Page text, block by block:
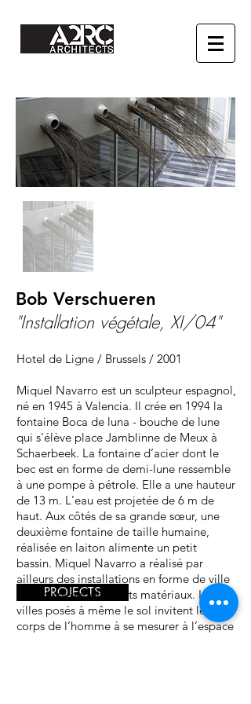
Bob Verschueren
"Installation végétale, XI/04"
PROJECTS
Hotel de Ligne / Brussels / 2001
Miquel Navarro est un sculpteur espagnol,
né en 1945 à Valencia. Il crée en 1994 la
fontaine Boca de luna - bouche de lune
qui s'élève place Jamblinne de Meux à
Schaerbeek. La fontaine d’acier dont le
bec est en forme de demi-lune ressemble
à une pompe à pétrole. Elle a une hauteur
de 13 m. L'eau est projetée de 6 m de
haut. Aux côtés de sa grande sœur, une
deuxième fontaine de taille humaine,
réalisée en laiton alimente un petit
bassin. Miquel Navarro a réalisé par
ailleurs des installations en forme de ville
qui utilisaient différents matériaux. Les
villes posés à même le sol invitent le
corps de l’homme à se mesurer à l’espace